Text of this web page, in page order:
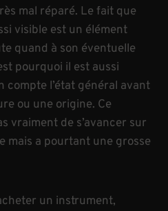
mal réparé. Le fait que
visible est un élément
quand à son éventuelle
pourquoi il est aussi
l’état général avant
ou une origine. Ce
vraiment de s’avancer sur
mais a pourtant une grosse
un instrument,